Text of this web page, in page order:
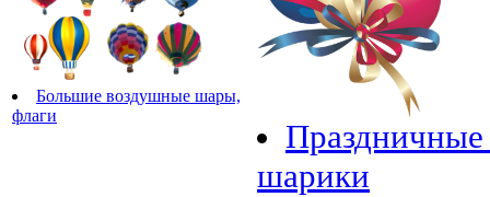
Большие воздушные шары,
флаги
шарики